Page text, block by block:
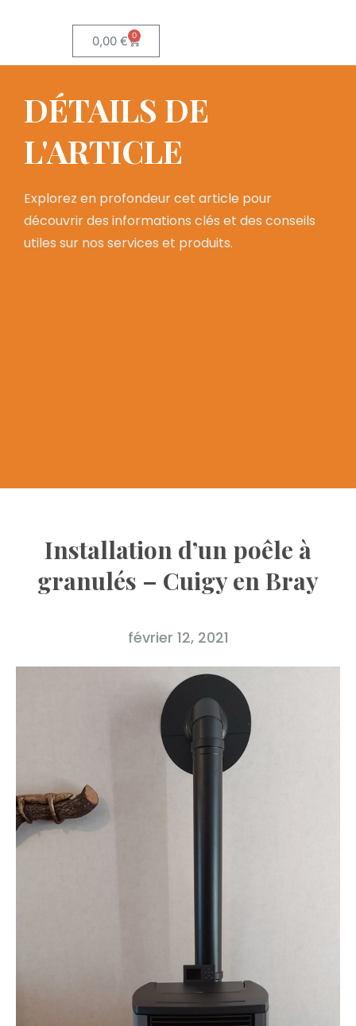
0,00€ 0
DÉTAILS DE
L'ARTICLE
Explorez en profondeur cet article pour
découvrir des informations clés et des conseils
utiles sur nos services et produits.
Installation d’un poêle à
granulés – Cuigy en Bray
février 12, 2021